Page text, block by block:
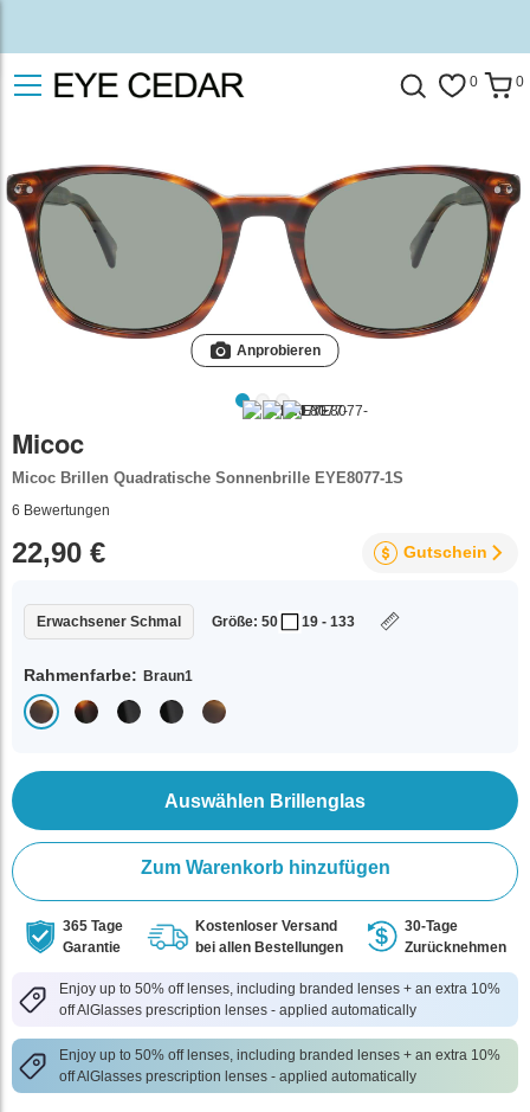
0 0
Anprobieren
Micoc
Micoc Brillen Quadratische Sonnenbrille EYE8077-1S
6 Bewertungen
22,90 € Gutschein
Erwachsener Schmal Größe: 50 19 - 133
Rahmenfarbe: Braun1
Auswählen Brillenglas
Zum Warenkorb hinzufügen
365 Tage
Garantie
Kostenloser Versand
bei allen Bestellungen
30-Tage
Zurücknehmen
Enjoy up to 50% off lenses, including branded lenses + an extra 10%
off AlGlasses prescription lenses - applied automatically
Enjoy up to 50% off lenses, including branded lenses + an extra 10%
off AlGlasses prescription lenses - applied automatically